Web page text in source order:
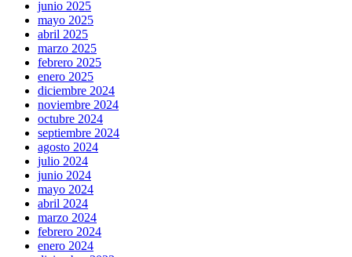
junio 2025
mayo 2025
abril 2025
marzo 2025
febrero 2025
enero 2025
diciembre 2024
noviembre 2024
octubre 2024
septiembre 2024
agosto 2024
julio 2024
junio 2024
mayo 2024
abril 2024
marzo 2024
febrero 2024
enero 2024